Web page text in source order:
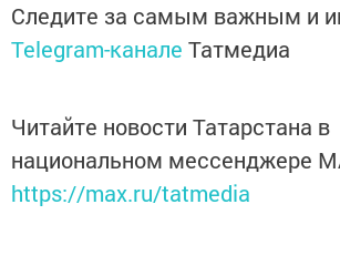
Следите за самым важным и
Telegram-канале Татмедиа
Читайте новости Татарстана в
национальном мессенджере
https://max.ru/tatmedia